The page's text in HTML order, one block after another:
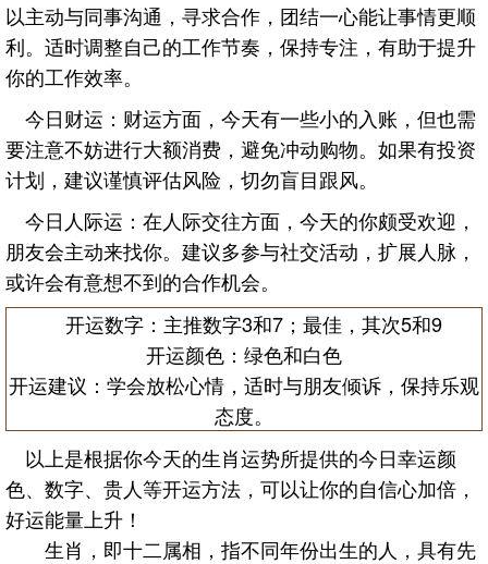
以主动与同事沟通，寻求合作，团结一心能让事情更顺
利。适时调整自己的工作节奏，保持专注，有助于提升
你的工作效率。
今日财运：财运方面，今天有一些小的入账，但也需
要注意不妨进行大额消费，避免冲动购物。如果有投资
计划，建议谨慎评估风险，切勿盲目跟风。
今日人际运：在人际交往方面，今天的你颇受欢迎，
朋友会主动来找你。建议多参与社交活动，扩展人脉，
或许会有意想不到的合作机会。
开运数字：主推数字3和7；最佳，其次5和9
开运颜色：绿色和白色
开运建议：学会放松心情，适时与朋友倾诉，保持乐观
态度。
以上是根据你今天的生肖运势所提供的今日幸运颜
色、数字、贵人等开运方法，可以让你的自信心加倍，
好运能量上升！
生肖，即十二属相，指不同年份出生的人，具有先